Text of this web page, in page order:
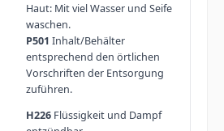
Haut: Mit viel Wasser und Seife
waschen.
P501 Inhalt/Behälter
entsprechend den örtlichen
Vorschriften der Entsorgung
zuführen.
H226Flüssigkeit und Dampf